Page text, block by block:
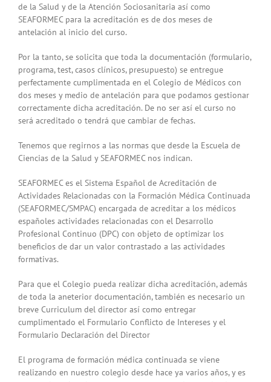
de la Salud y de la Atención Sociosanitaria así como
SEAFORMEC para la acreditación es de dos meses de
antelación al inicio del curso.
Por la tanto, se solicita que toda la documentación (formulario,
programa, test, casos clínicos, presupuesto) se entregue
perfectamente cumplimentada en el Colegio de Médicos con
dos meses y medio de antelación para que podamos gestionar
correctamente dicha acreditación. De no ser así el curso no
será acreditado o tendrá que cambiar de fechas.
Tenemos que regirnos a las normas que desde la Escuela de
Ciencias de la Salud y SEAFORMEC nos indican.
SEAFORMEC es el Sistema Español de Acreditación de
Actividades Relacionadas con la Formación Médica Continuada
(SEAFORMEC/SMPAC) encargada de acreditar a los médicos
españoles actividades relacionadas con el Desarrollo
Profesional Continuo (DPC) con objeto de optimizar los
beneficios de dar un valor contrastado a las actividades
formativas.
Para que el Colegio pueda realizar dicha acreditación, además
de toda la aneterior documentación, también es necesario un
breve Curriculum del director así como entregar
cumplimentado el Formulario Conflicto de Intereses y el
Formulario Declaración del Director
El programa de formación médica continuada se viene
realizando en nuestro colegio desde hace ya varios años, y es